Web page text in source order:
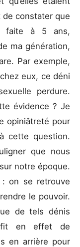
constater que
faite à 5 ans,
ma génération,
Par exemple,
eux, ce déni
perdure.
évidence ? Je
opiniâtreté pour
cette question.
que nous
notre époque.
on se retrouve
le pouvoir.
de tels dénis
en effet de
en arrière pour